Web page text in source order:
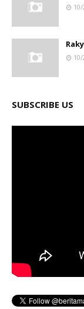
SUBSCRIBE US